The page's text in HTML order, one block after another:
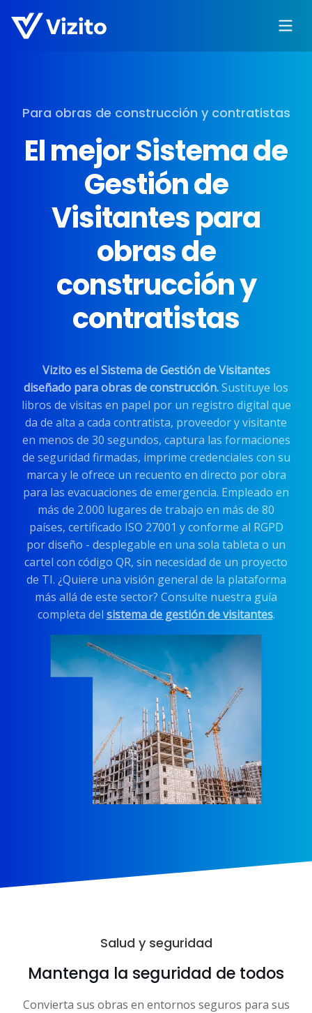
Para obras de construcción y contratistas
El mejor Sistema de
Gestión de
Visitantes para
obras de
construcción y
contratistas
Vizito es el Sistema de Gestión de Visitantes
diseñado para obras de construcción.Sustituye los
libros de visitas en papel por un registro digital que
da de alta a cada contratista, proveedor y visitante
en menos de 30 segundos, captura las formaciones
de seguridad firmadas, imprime credenciales con su
marca y le ofrece un recuento en directo por obra
para las evacuaciones de emergencia. Empleado en
más de 2.000 lugares de trabajo en más de 80
países, certificado ISO 27001 y conforme al RGPD
por diseño - desplegable en una sola tableta o un
cartel con código QR, sin necesidad de un proyecto
de TI. ¿Quiere una visión general de la plataforma
más allá de este sector? Consulte nuestra guía
completa del sistema de gestión de visitantes.
Salud y seguridad
Mantenga la seguridad de todos
Convierta sus obras en entornos seguros para sus